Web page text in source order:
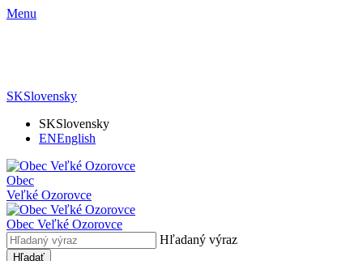
Menu
SKSlovensky
SKSlovensky
ENEnglish
Obec
Veľké Ozorovce
Obec Veľké Ozorovce
Hľadaný výraz
Hľadať